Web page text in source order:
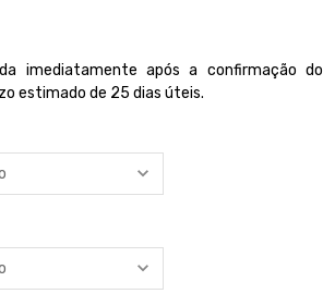
imediatamente após a confirmação do
estimado de 25 dias úteis.